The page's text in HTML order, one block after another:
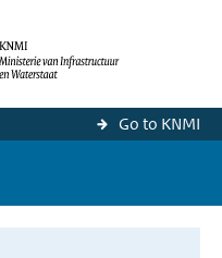
Go to KNMI